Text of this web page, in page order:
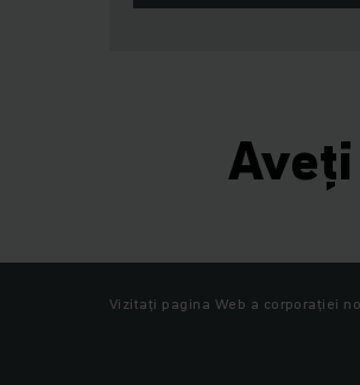
Vizitați pagina Web a corporației